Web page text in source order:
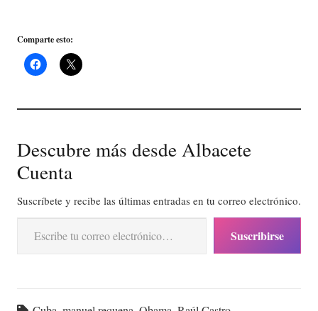
Comparte esto:
Descubre más desde Albacete
Cuenta
Suscríbete y recibe las últimas entradas en tu correo electrónico.
Escribe tu correo electrónico…
Suscribirse